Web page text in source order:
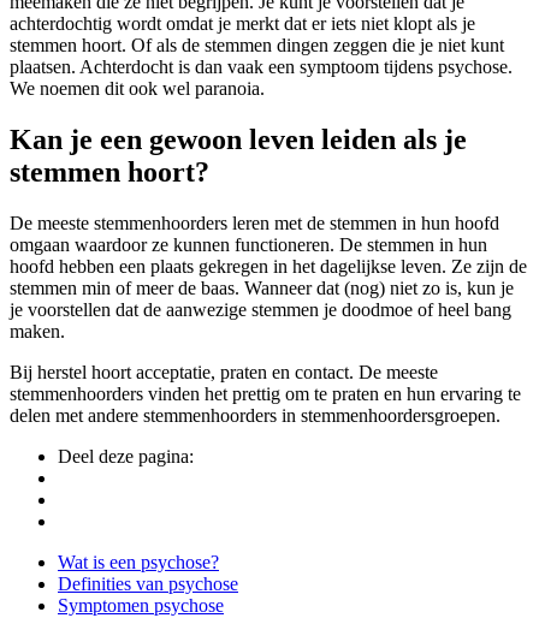
achterdochtig wordt omdat je merkt dat er iets niet klopt als je
stemmen hoort. Of als de stemmen dingen zeggen die je niet kunt
plaatsen. Achterdocht is dan vaak een symptoom tijdens psychose.
We noemen dit ook wel paranoia.
Kan je een gewoon leven leiden als je
stemmen hoort?
De meeste stemmenhoorders leren met de stemmen in hun hoofd
omgaan waardoor ze kunnen functioneren. De stemmen in hun
hoofd hebben een plaats gekregen in het dagelijkse leven. Ze zijn de
stemmen min of meer de baas. Wanneer dat (nog) niet zo is, kun je
je voorstellen dat de aanwezige stemmen je doodmoe of heel bang
maken.
Bij herstel hoort acceptatie, praten en contact. De meeste
stemmenhoorders vinden het prettig om te praten en hun ervaring te
delen met andere stemmenhoorders in stemmenhoordersgroepen.
Deel deze pagina:
Side
Navigation
Wat is een psychose?
Definities van psychose
Symptomen psychose